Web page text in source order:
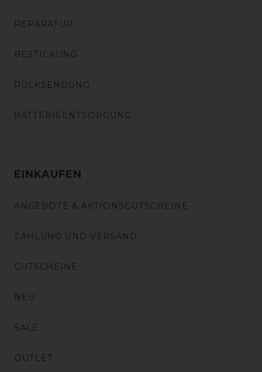
REPARATUR
BESTICKUNG
RÜCKSENDUNG
BATTERIEENTSORGUNG
EINKAUFEN
ANGEBOTE & AKTIONSGUTSCHEINE
ZAHLUNG UND VERSAND
GUTSCHEINE
NEU
SALE
OUTLET